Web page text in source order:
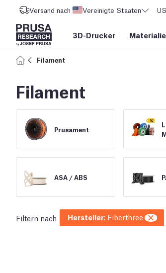
Versand nach Vereinigte Staaten
3D-Drucker
Filament
Filament
Prusament
ASA /ABS
Filtern nach Hersteller: Fiberthree